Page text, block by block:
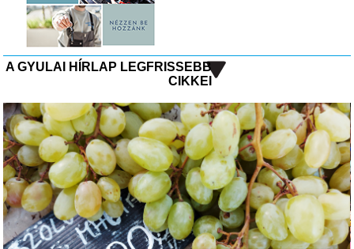
A GYULAI HÍRLAP LEGFRISSEBB
CIKKEI